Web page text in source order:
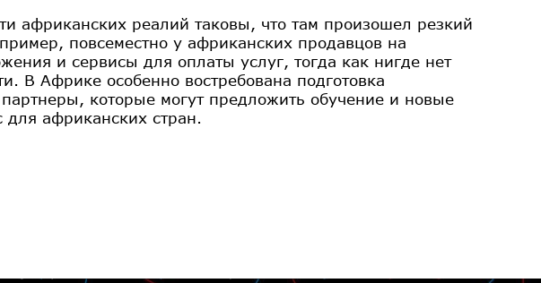
африканских реалий таковы, что там произошел резкий
повсеместно у африканских продавцов на
и сервисы для оплаты услуг, тогда как нигде нет
В Африке особенно востребована подготовка
которые могут предложить обучение и новые
для африканских стран.